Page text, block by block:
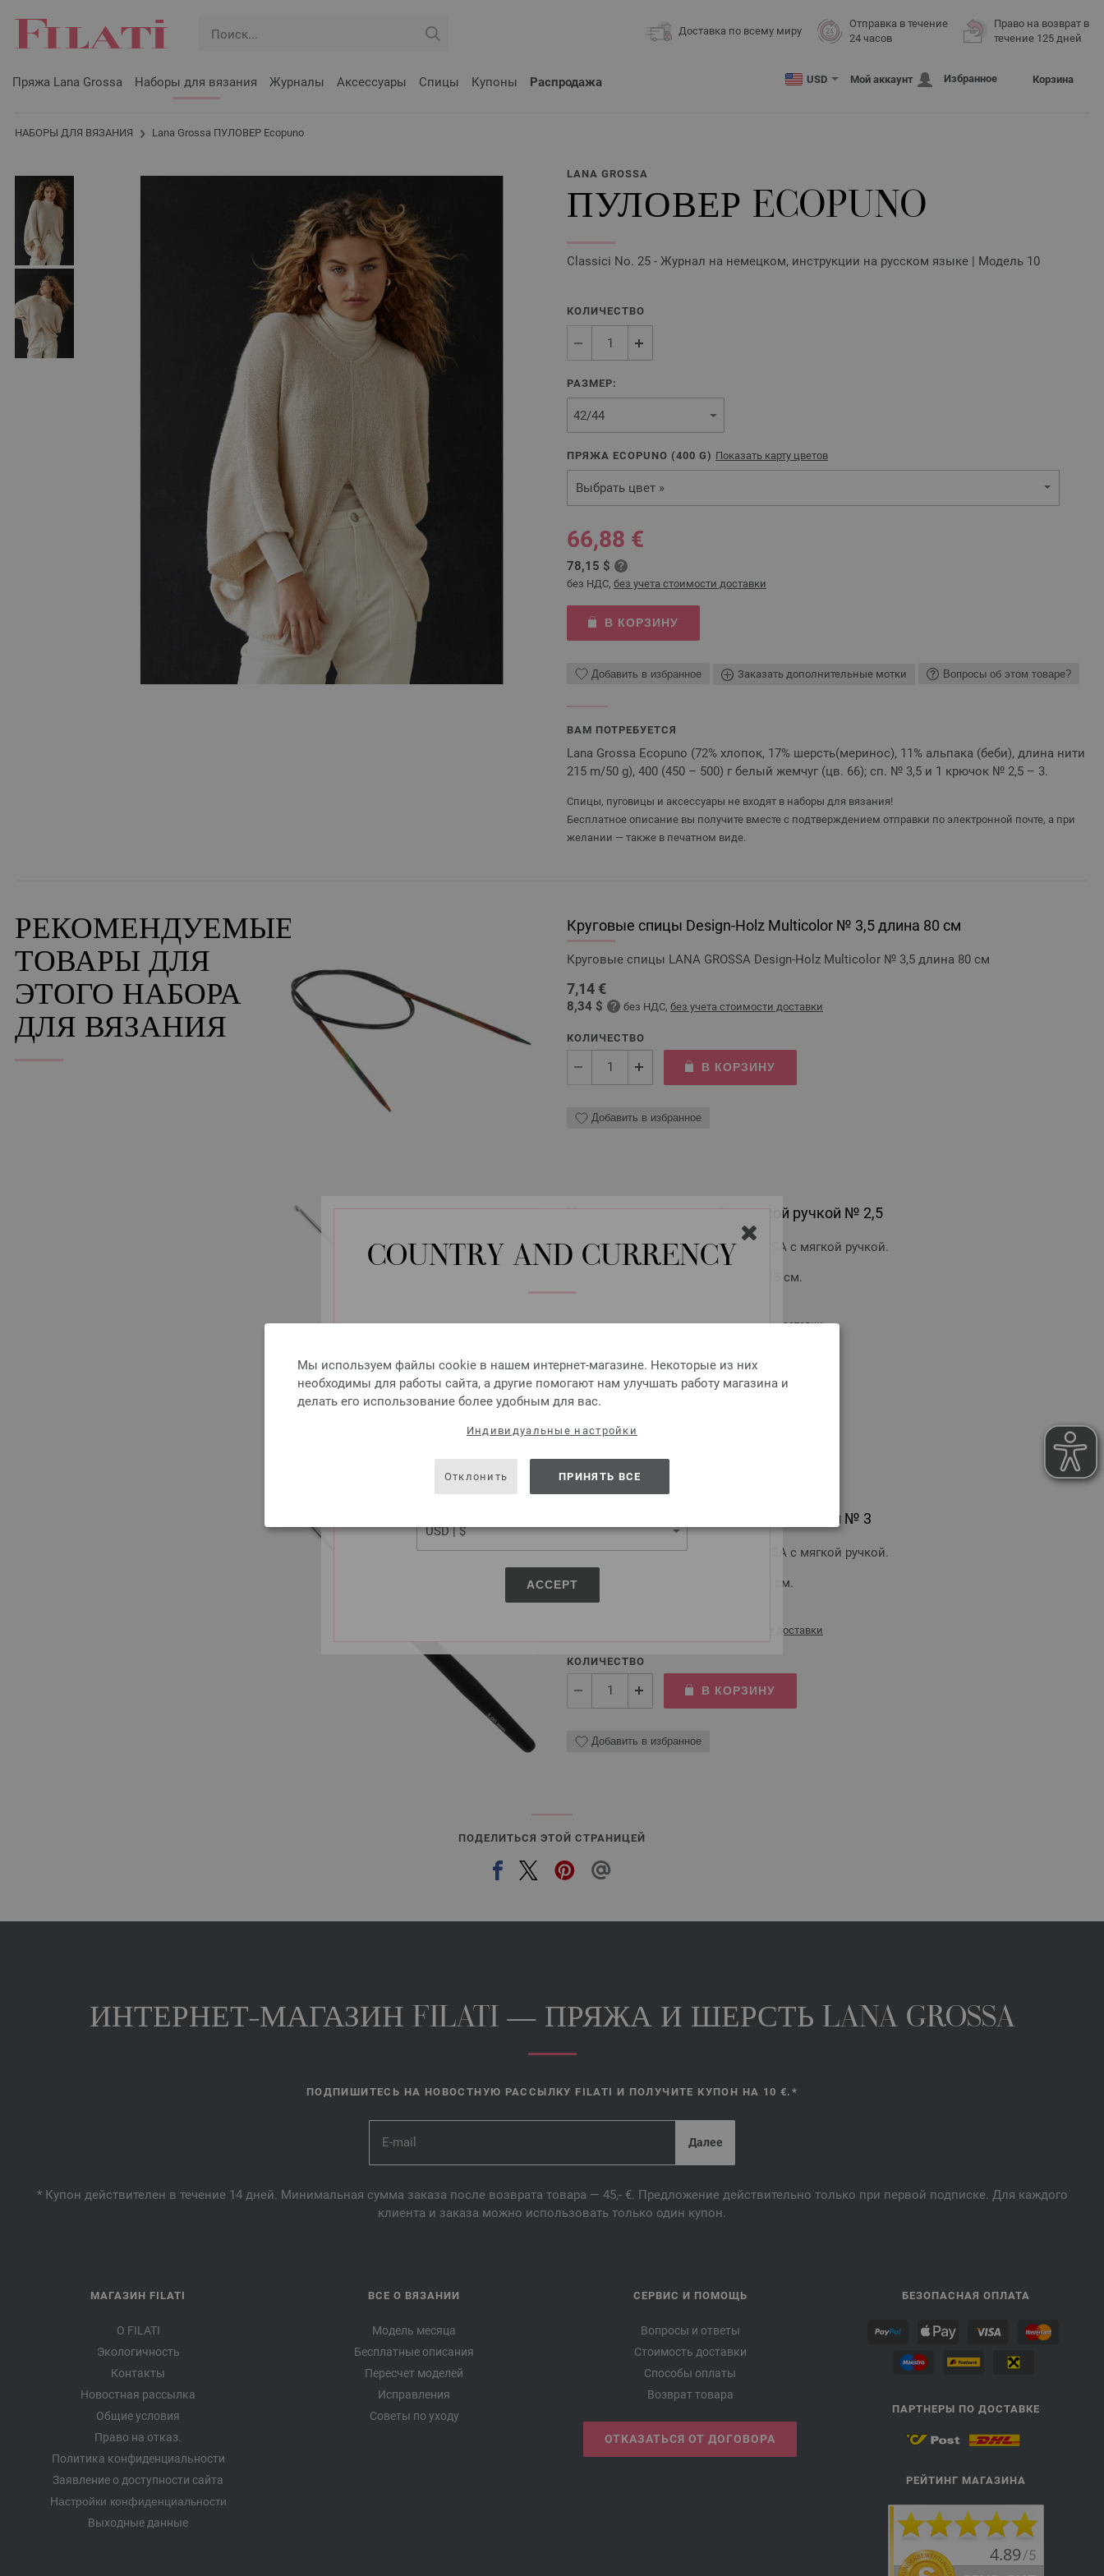
COUNTRY AND CURRENCY
LANGUAGE
SHIPPING TO
USA - The United States of America
ACCEPT
Мы используем файлы cookie в нашем интернет-магазине. Некоторые из них
необходимы для работы сайта, а другие помогают нам улучшать работу магазина и
делать его использование более удобным для вас.
Индивидуальные настройки
Отклонить ПРИНЯТЬ ВСЕ
Доставка по всему миру
Отправка в течение
24 часов
Право на возврат в
течение 125 дней
Пряжа Lana Grossa Наборы для вязания Журналы Аксессуары Спицы Купоны Распродажа USD Мой аккаунт Избранное Корзина
НАБОРЫ ДЛЯ ВЯЗАНИЯ Lana Grossa ПУЛОВЕР Ecopuno
LANA GROSSA
ПУЛОВЕР ECOPUNO
Classici No. 25 - Журнал на немецком, инструкции на русском языке | Модель 10
КОЛИЧЕСТВО
РАЗМЕР:
ПРЯЖА ECOPUNO (400 G) Показать карту цветов
Выбрать цвет »
66,88 €
78,15 $
без НДС, без учета стоимости доставки
В КОРЗИНУ
Добавить в избранное Заказать дополнительные мотки Вопросы об этом товаре?
ВАМ ПОТРЕБУЕТСЯ
Lana Grossa Ecopuno (72% хлопок, 17% шерсть(меринос), 11% альпака (беби), длина нити
215 m/50 g), 400 (450 – 500) г белый жемчуг (цв. 66); сп. № 3,5 и 1 крючок № 2,5 – 3.
Спицы, пуговицы и аксессуары не входят в наборы для вязания!
Бесплатное описание вы получите вместе с подтверждением отправки по электронной почте, а при
желании — также в печатном виде.
РЕКОМЕНДУЕМЫЕ
ТОВАРЫ ДЛЯ
ЭТОГО НАБОРА
ДЛЯ ВЯЗАНИЯ
Круговые спицы Design-Holz Multicolor № 3,5 длина 80 см
Круговые спицы LANA GROSSA Design-Holz Multicolor № 3,5 длина 80 см
7,14 €
8,34 $ без НДС, без учета стоимости доставки
КОЛИЧЕСТВО
В КОРЗИНУ
Добавить в избранное
Крючок алюминиевый с мягкой ручкой № 2,5
Алюминиевый крючок LANA GROSSA с мягкой ручкой.
Размер крючка — 2,5 мм, длина — 15 см.
3,19 $ без НДС,без учета стоимости доставки
В КОРЗИНУ
Добавить в избранное
Крючок алюминиевый с мягкой ручкой № 3
Алюминиевый крючок LANA GROSSA с мягкой ручкой.
Размер крючка — 3 мм, длина — 15 см.
без учета стоимости доставки
КОЛИЧЕСТВО
В КОРЗИНУ
Добавить в избранное
ПОДЕЛИТЬСЯ ЭТОЙ СТРАНИЦЕЙ
ИНТЕРНЕТ-МАГАЗИН FILATI — ПРЯЖА И ШЕРСТЬ LANA GROSSA
ПОДПИШИТЕСЬ НА НОВОСТНУЮ РАССЫЛКУ FILATI И ПОЛУЧИТЕ КУПОН НА 10 €.*
* Купон действителен в течение 14 дней. Минимальная сумма заказа после возврата товара — 45,- €. Предложение действительно только при первой подписке. Для каждого
клиента и заказа можно использовать только один купон.
МАГАЗИН FILATI
О FILATI
Экологичность
Контакты
Новостная рассылка
Общие условия
Право на отказ.
Политика конфиденциальности
Заявление о доступности сайта
Настройки конфиденциальности
Выходные данные
ВСЕ О ВЯЗАНИИ
Модель месяца
Бесплатные описания
Пересчет моделей
Исправления
Советы по уходу
СЕРВИС И ПОМОЩЬ
Вопросы и ответы
Стоимость доставки
Способы оплаты
Возврат товара
ОТКАЗАТЬСЯ ОТ ДОГОВОРА
БЕЗОПАСНАЯ ОПЛАТА
ПАРТНЕРЫ ПО ДОСТАВКЕ
РЕЙТИНГ МАГАЗИНА